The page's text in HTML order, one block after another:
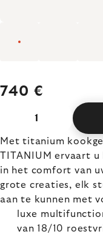
740 €
Met titanium
TITANIUM ervaart
in het comfort van
grote creaties, elk
aan te kunnen met
luxe
van 18/10